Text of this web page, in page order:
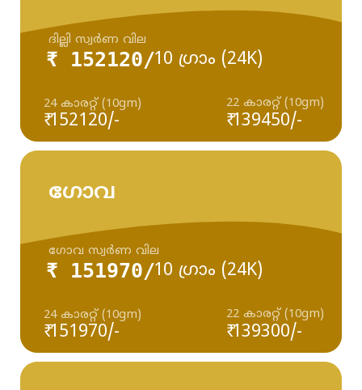
₹ 152120/10 ഗ്രാം (24K)
₹ 152120/-
24 കാരറ്റ് (10gm) 22 കാരറ്റ് (10gm)
ദില്ലി സ്വർണ വില
₹ 139450/-
ഗോവ
₹ 151970/10 ഗ്രാം (24K)
₹ 151970/-
24 കാരറ്റ് (10gm) 22 കാരറ്റ് (10gm)
ഗോവ സ്വർണ വില
₹ 139300/-